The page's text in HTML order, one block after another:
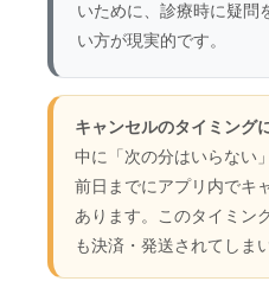
いために、診療時に疑問
い方が現実的です。
キャンセルのタイミング
中に「次の分はいらない
前日までにアプリ内でキ
あります。このタイミン
も決済・発送されてしま